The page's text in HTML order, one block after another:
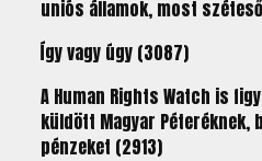
uniós államok, most
Így vagy úgy (3087)
A Human Rights Watch is
küldött Magyar Péteréknek,
pénzeket (2913)